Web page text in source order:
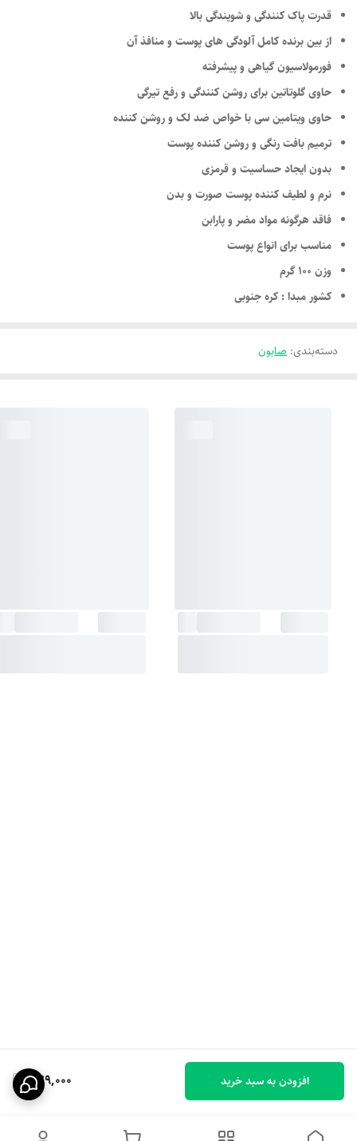
379,000 افزودن به سبد خرید
قدرت پاک کنندگی و شویندگی بالا
از بین برنده کامل آلودگی های پوست و منافذ آن
فورمولاسیون گیاهی و پیشرفته
حاوی گلوتاتین برای روشن کنندگی و رفع تیرگی
حاوی ویتامین سی با خواص ضد لک و روشن کننده
ترمیم بافت رنگی و روشن کننده پوست
بدون ایجاد حساسیت و قرمزی
نرم و لطیف کننده پوست صورت و بدن
فاقد هرگونه مواد مضر و پارابن
مناسب برای انواع پوست
وزن 100 گرم
کشور مبدا : کره جنوبی
دسته‌بندی: صابون